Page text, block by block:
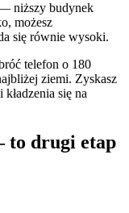
niższy budynek
możesz
się równie wysoki.
telefon o 180
ziemi. Zyskasz
się na
to drugi etap